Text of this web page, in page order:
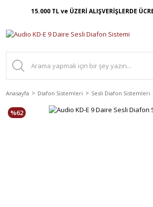
15.000 TL ve ÜZERİ ALIŞVERİŞLERDE
Anasayfa Diafon Sistemleri Sesli Diafon Sistemleri
%62